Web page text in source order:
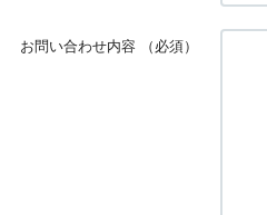
お問い合わせ内容 （必須）